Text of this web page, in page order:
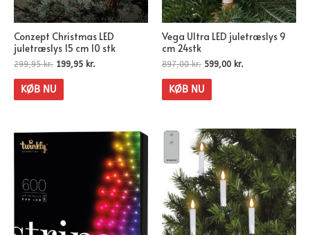
Conzept Christmas LED
juletræslys 15 cm 10 stk
299,95kr. 199,95 kr.
KØB NU
Vega Ultra LED juletræslys 9
cm 24stk
897,00kr. 599,00 kr.
KØB NU